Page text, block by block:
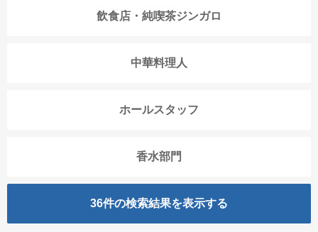
飲食店・純喫茶ジンガロ
中華料理人
ホールスタッフ
香水部門
36件の検索結果を表示する